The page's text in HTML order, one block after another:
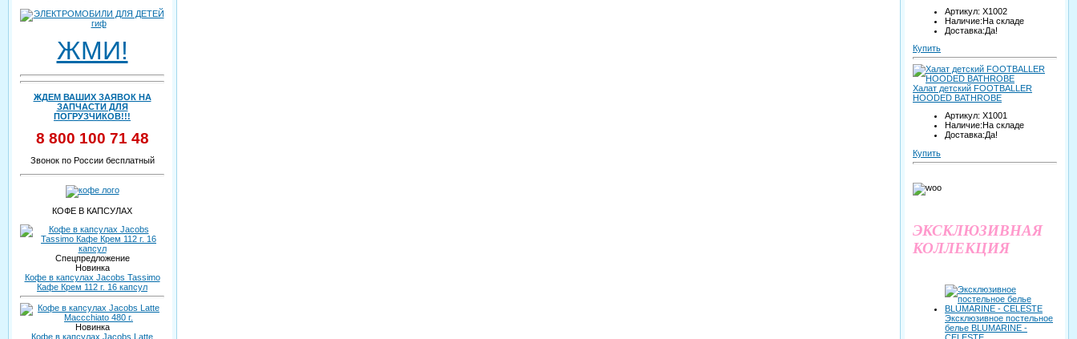
ЖМИ!
ЖДЕМ ВАШИХ ЗАЯВОК НА
ЗАПЧАСТИ ДЛЯ
ПОГРУЗЧИКОВ!!!
8 800 100 71 48
Звонок по России бесплатный
КОФЕ В КАПСУЛАХ
Спецпредложение
Новинка
Кофе в капсулах Jacobs Tassimo
Кафе Крем 112 г. 16 капсул
Новинка
Кофе в капсулах Jacobs Latte
Артикул: X1002
Наличие:На складе
Доставка:Да!
Купить
Халат детский FOOTBALLER
HOODED BATHROBE
Артикул: X1001
Наличие:На складе
Доставка:Да!
Купить
ЭКСКЛЮЗИВНАЯ
КОЛЛЕКЦИЯ
Эксклюзивное постельное
белье BLUMARINE -